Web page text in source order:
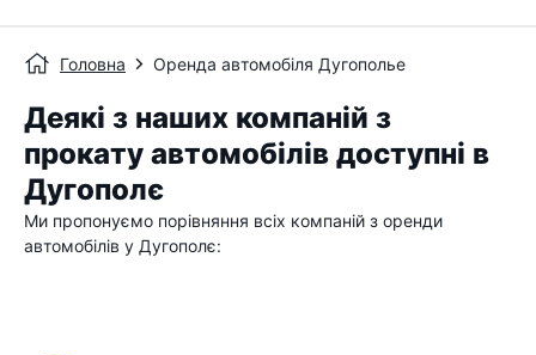
Головна Оренда автомобіля Дугополье
Деякі з наших компаній з
прокату автомобілів доступні в
Дугополє
Ми пропонуємо порівняння всіх компаній з оренди
автомобілів у Дугополє: